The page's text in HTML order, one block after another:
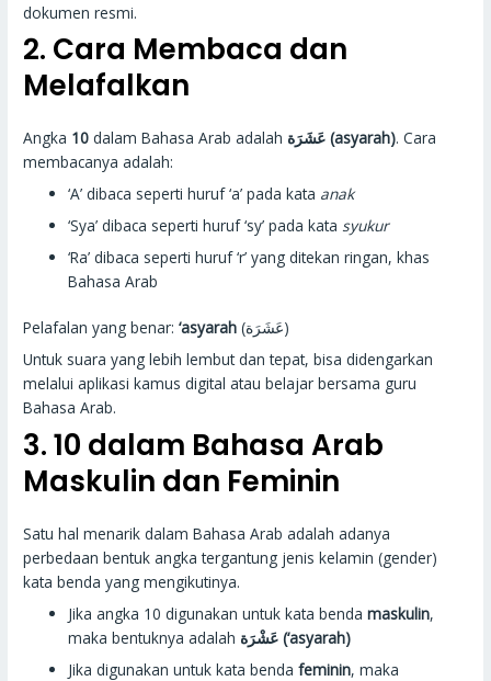
dokumen resmi.
2. Cara Membaca dan
Melafalkan
Angka 10 dalam Bahasa Arab adalah عَشَرَة (asyarah). Cara
membacanya adalah:
‘A’ dibaca seperti huruf ‘a’ pada kata anak
‘Sya’ dibaca seperti huruf ‘sy’ pada katasyukur
‘Ra’ dibaca seperti huruf ‘r’ yang ditekan ringan, khas
Bahasa Arab
Pelafalan yang benar:‘asyarah
(عَشَرَة)
Untuk suara yang lebih lembut dan tepat, bisa didengarkan
melalui aplikasi kamus digital atau belajar bersama guru
Bahasa Arab.
3. 10 dalam Bahasa Arab
Maskulin dan Feminin
Satu hal menarik dalam Bahasa Arab adalah adanya
perbedaan bentuk angka tergantung jenis kelamin (gender)
kata benda yang mengikutinya.
Jika angka 10 digunakan untuk kata bendamaskulin,
maka bentuknya adalah
عَشْرَة (‘asyarah)
Jika digunakan untuk kata bendafeminin, maka